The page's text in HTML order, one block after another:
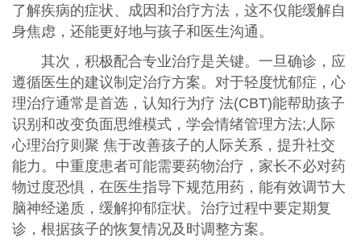
了解疾病的症状、成因和治疗方法，这不仅能缓解自
身焦虑，还能更好地与孩子和医生沟通。
其次，积极配合专业治疗是关键。一旦确诊，应
遵循医生的建议制定治疗方案。对于轻度忧郁症，心
理治疗通常是首选，认知行为疗 法(CBT)能帮助孩子
识别和改变负面思维模式，学会情绪管理方法;人际
心理治疗则聚 焦于改善孩子的人际关系，提升社交
能力。中重度患者可能需要药物治疗，家长不必对药
物过度恐惧，在医生指导下规范用药，能有效调节大
脑神经递质，缓解抑郁症状。治疗过程中要定期复
诊，根据孩子的恢复情况及时调整方案。